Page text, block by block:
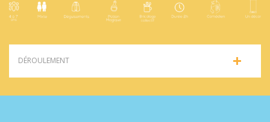
DÉROULEMENT